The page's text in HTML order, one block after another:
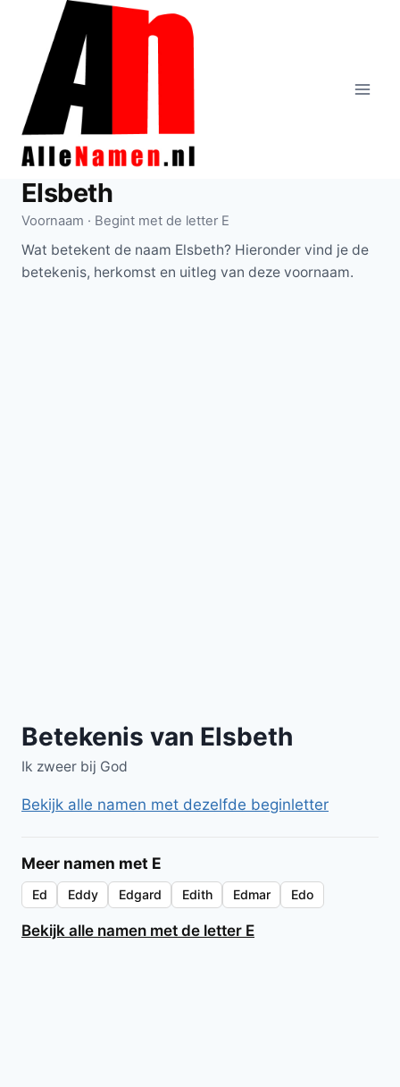
Doorgaan
inhoud
Elsbeth
Voornaam · Begint met de letter E
Wat betekent de naam Elsbeth? Hieronder vind je de
betekenis, herkomst en uitleg van deze voornaam.
Betekenis van Elsbeth
Ik zweer bij God
Bekijk alle namen met dezelfde beginletter
Meer namen met E
Ed Eddy Edgard Edith Edmar Edo
Bekijk alle namen met de letter E